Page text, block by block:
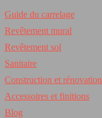
Guide du carrelage
Revêtement mural
Revêtement sol
Sanitaire
Construction et rénovation
Accessoires et finitions
Blog